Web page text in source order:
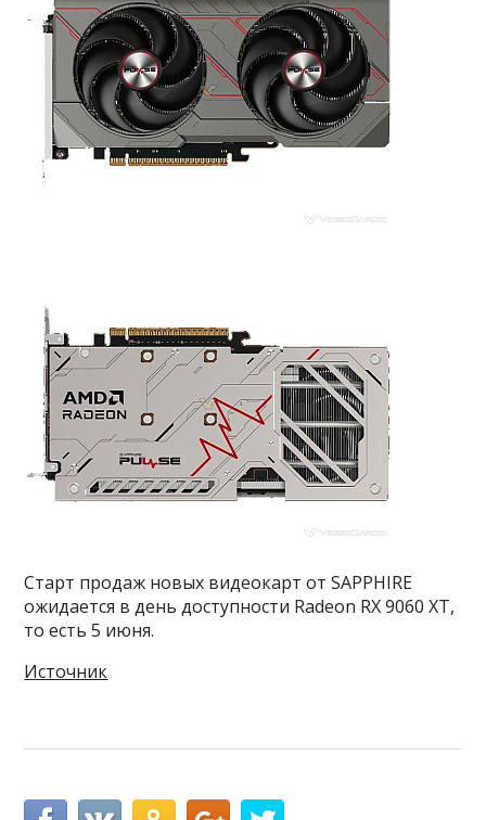
Старт продаж новых видеокарт от SAPPHIRE
ожидается в день доступности Radeon RX 9060 XT,
то есть 5 июня.
Источник